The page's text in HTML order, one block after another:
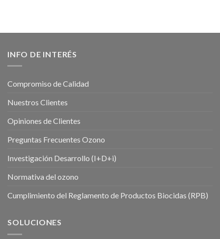
INFO DE INTERÉS
Compromiso de Calidad
Nuestros Clientes
Opiniones de Clientes
Preguntas Frecuentes Ozono
Investigación Desarrollo (I+D+i)
Normativa del ozono
Cumplimiento del Reglamento de Productos Biocidas (RPB)
SOLUCIONES